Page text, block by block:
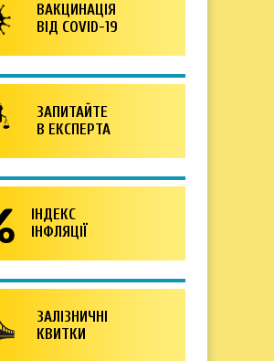
ВАКЦИНАЦІЯ
ВІД COVID-19
ЗАПИТАЙТЕ
В ЕКСПЕРТА
ІНДЕКС
ІНФЛЯЦІЇ
ЗАЛІЗНИЧНІ
КВИТКИ